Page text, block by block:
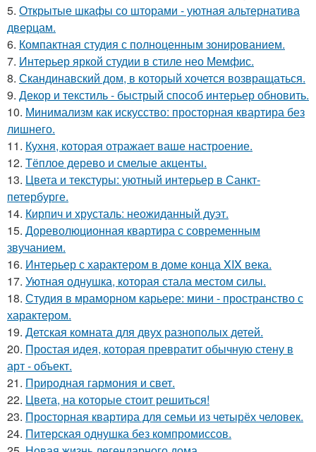
5. Открытые шкафы со шторами - уютная альтернатива
дверцам.
6. Компактная студия с полноценным зонированием.
7. Интерьер яркой студии в стиле нео Мемфис.
8. Скандинавский дом, в который хочется возвращаться.
9. Декор и текстиль - быстрый способ интерьер обновить.
10. Минимализм как искусство: просторная квартира без
лишнего.
11. Кухня, которая отражает ваше настроение.
12. Тёплое дерево и смелые акценты.
13. Цвета и текстуры: уютный интерьер в Санкт-
петербурге.
14. Кирпич и хрусталь: неожиданный дуэт.
15. Дореволюционная квартира с современным
звучанием.
16. Интерьер с характером в доме конца XIX века.
17. Уютная однушка, которая стала местом силы.
18. Студия в мраморном карьере: мини - пространство с
характером.
19. Детская комната для двух разнополых детей.
20. Простая идея, которая превратит обычную стену в
арт - объект.
21. Природная гармония и свет.
22. Цвета, на которые стоит решиться!
23. Просторная квартира для семьи из четырёх человек.
24. Питерская однушка без компромиссов.